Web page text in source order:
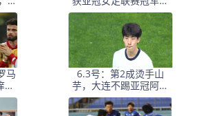
在明 发文祝贺
马
能
6.3号：第2成烫手山
芋，大连不踢亚冠阿奇
+马莱莱没必要换练好新
星更重要